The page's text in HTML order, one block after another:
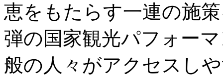
恵をもたらす一連の施
弾の国家観光パフォー
般の人々がアクセスし